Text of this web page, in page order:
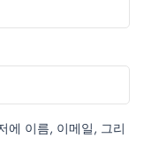
에 이름, 이메일, 그리